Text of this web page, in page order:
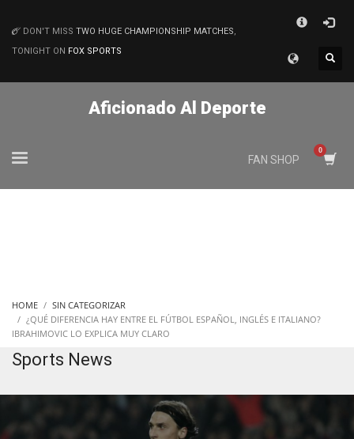
MATCHES
DON'T MISS TWO HUGE CHAMPIONSHIP MATCHES,
TONIGHT ON FOX SPORTS
Aficionado Al Deporte
FAN SHOP
HOME
SIN CATEGORIZAR
¿QUÉ DIFERENCIA HAY ENTRE EL FÚTBOL ESPAÑOL, INGLÉS E ITALIANO?
IBRAHIMOVIC LO EXPLICA MUY CLARO
Sports News